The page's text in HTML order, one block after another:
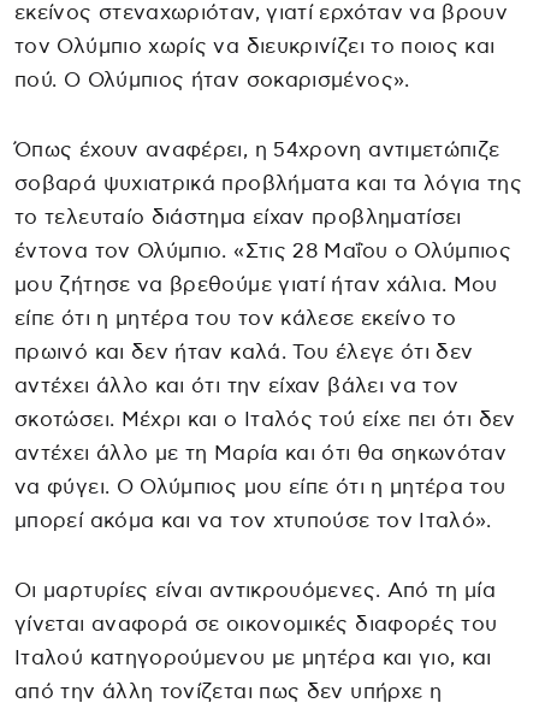
εκείνος στεναχωριόταν, γιατί ερχόταν να βρουν
τον Ολύμπιο χωρίς να διευκρινίζει το ποιος και
πού. Ο Ολύμπιος ήταν σοκαρισμένος».
Όπως έχουν αναφέρει, η 54χρονη αντιμετώπιζε
σοβαρά ψυχιατρικά προβλήματα και τα λόγια της
το τελευταίο διάστημα είχαν προβληματίσει
έντονα τον Ολύμπιο. «Στις 28 Μαΐου ο Ολύμπιος
μου ζήτησε να βρεθούμε γιατί ήταν χάλια. Μου
είπε ότι η μητέρα του τον κάλεσε εκείνο το
πρωινό και δεν ήταν καλά. Του έλεγε ότι δεν
αντέχει άλλο και ότι την είχαν βάλει να τον
σκοτώσει. Μέχρι και ο Ιταλός τού είχε πει ότι δεν
αντέχει άλλο με τη Μαρία και ότι θα σηκωνόταν
να φύγει. Ο Ολύμπιος μου είπε ότι η μητέρα του
μπορεί ακόμα και να τον χτυπούσε τον Ιταλό».
Οι μαρτυρίες είναι αντικρουόμενες. Από τη μία
γίνεται αναφορά σε οικονομικές διαφορές του
Ιταλού κατηγορούμενου με μητέρα και γιο, και
από την άλλη τονίζεται πως δεν υπήρχε η